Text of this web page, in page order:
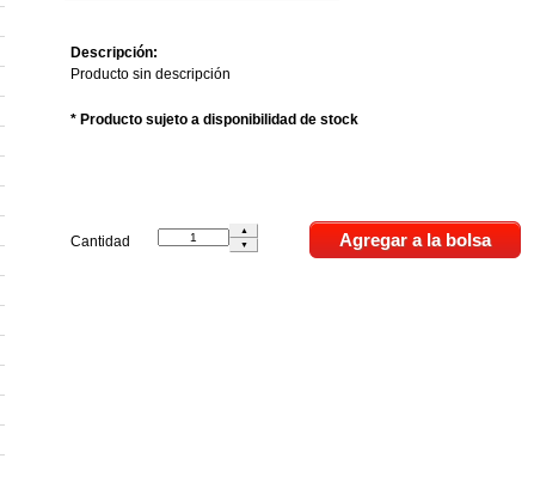
Descripción:
Producto sin descripción
* Producto sujeto a disponibilidad de stock
Cantidad